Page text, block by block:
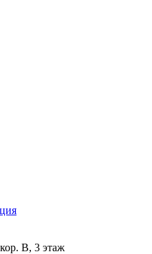
В, 3 этаж